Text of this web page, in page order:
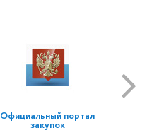
Официальный портал
закупок